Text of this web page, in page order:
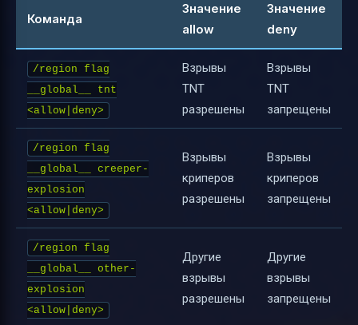
Команда
Значение
allow
Значение
deny
/region flag
__global__ tnt
<allow|deny>
Взрывы
TNT
разрешены
Взрывы
TNT
запрещены
/region flag
__global__ creeper-
explosion
<allow|deny>
Взрывы
криперов
разрешены
Взрывы
криперов
запрещены
/region flag
__global__ other-
explosion
<allow|deny>
Другие
взрывы
разрешены
Другие
взрывы
запрещены